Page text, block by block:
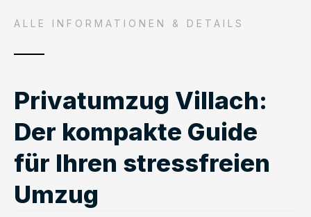
ALLE INFORMATIONEN & DETAILS
Privatumzug Villach:
Der kompakte Guide
für Ihren stressfreien
Umzug